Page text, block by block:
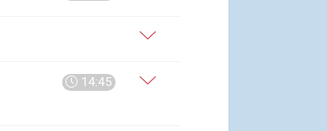
14:45